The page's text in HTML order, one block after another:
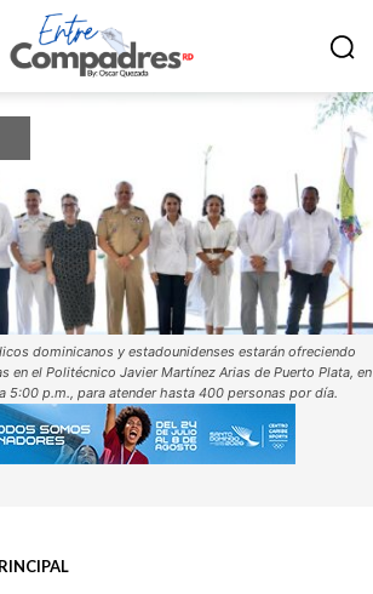
dominicanos y estadounidenses estarán ofreciendo
en el Politécnico Javier Martínez Arias de Puerto Plata, en
5:00 p.m., para atender hasta 400 personas por día.